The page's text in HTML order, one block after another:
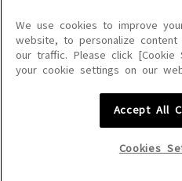
このサイトに掲載されている一切の文章・
を問わず、著作権法の定める範囲を超えて
を禁じます。
楽曲及びコンテンツは、機種によりご利用
楽曲及びコンテンツの配信日、配信内容が
We use cookies to improve
website, to personalize content
our traffic. Please click [Cookie
your cookie settings on our
Accept All
Cookies